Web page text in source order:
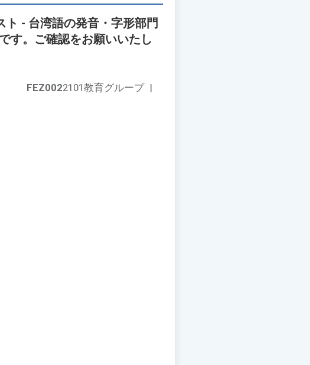
- 台湾語の発音・字形部門
す。ご確認をお願いいたし
FEZ0022101教育グループ |